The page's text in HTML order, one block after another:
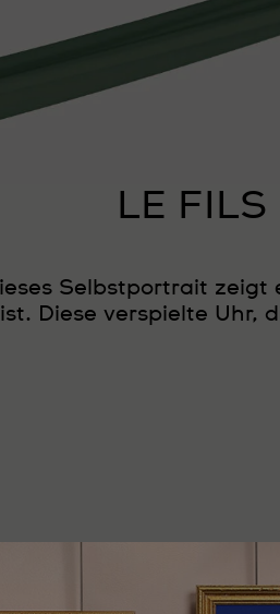
LE FILS
Selbstportrait zeigt
ist. Diese verspielte Uhr,